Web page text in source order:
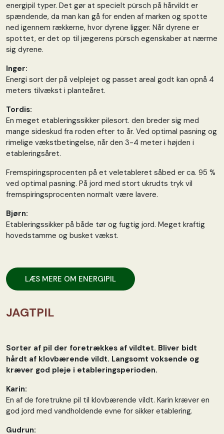
energipil typer. Det gør at specielt pürsch på hårvildt er
spændende, da man kan gå for enden af marken og spotte
ned igennem rækkerne, hvor dyrene ligger. Når dyrene er
spottet, er det op til jægerens pürsch egenskaber at nærme
sig dyrene.
Inger:
Energi sort der på velplejet og passet areal godt kan opnå 4
meters tilvækst i planteåret.
Tordis:
En meget etableringssikker pilesort. den breder sig med
mange sideskud fra roden efter to år. Ved optimal pasning og
rimelige vækstbetingelse, når den 3-4 meter i højden i
etableringsåret.
Fremspiringsprocenten på et veletableret såbed er ca. 95 %
ved optimal pasning. På jord med stort ukrudts tryk vil
fremspiringsprocenten normalt være lavere.
Bjørn:
Etableringssikker på både tør og fugtig jord. Meget kraftig
hovedstamme og busket vækst.
LÆS MERE OM ENERGIPIL
JAGTPIL
Sorter af pil der foretrækkes af vildtet. Bliver bidt
hårdt af klovbærende vildt. Langsomt voksende og
kræver god pleje i etableringsperioden.
Karin:
En af de foretrukne pil til klovbærende vildt. Karin kræver en
god jord med vandholdende evne for sikker etablering.
Gudrun: